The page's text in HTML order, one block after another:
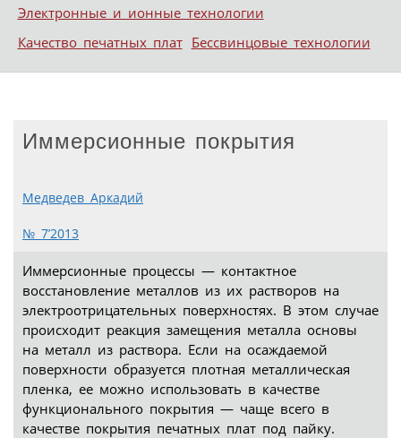
Электронные и ионные технологии
Качество печатных плат Бессвинцовые технологии
Иммерсионные покрытия
Медведев Аркадий
№ 7’2013
Иммерсионные процессы — контактное
восстановление металлов из их растворов на
электроотрицательных поверхностях. В этом случае
происходит реакция замещения металла основы
на металл из раствора. Если на осаждаемой
поверхности образуется плотная металлическая
пленка, ее можно использовать в качестве
функционального покрытия — чаще всего в
качестве покрытия печатных плат под пайку.